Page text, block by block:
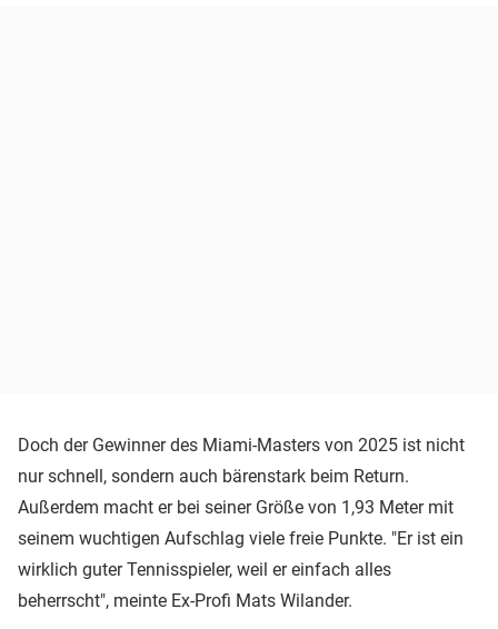
Doch der Gewinner des Miami-Masters von 2025 ist nicht
nur schnell, sondern auch bärenstark beim Return.
Außerdem macht er bei seiner Größe von 1,93 Meter mit
seinem wuchtigen Aufschlag viele freie Punkte. "Er ist ein
wirklich guter Tennisspieler, weil er einfach alles
beherrscht", meinte Ex-Profi Mats Wilander.